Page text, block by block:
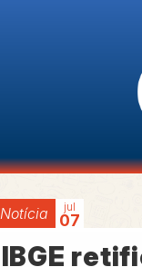
Notícia 07
jul
IBGE